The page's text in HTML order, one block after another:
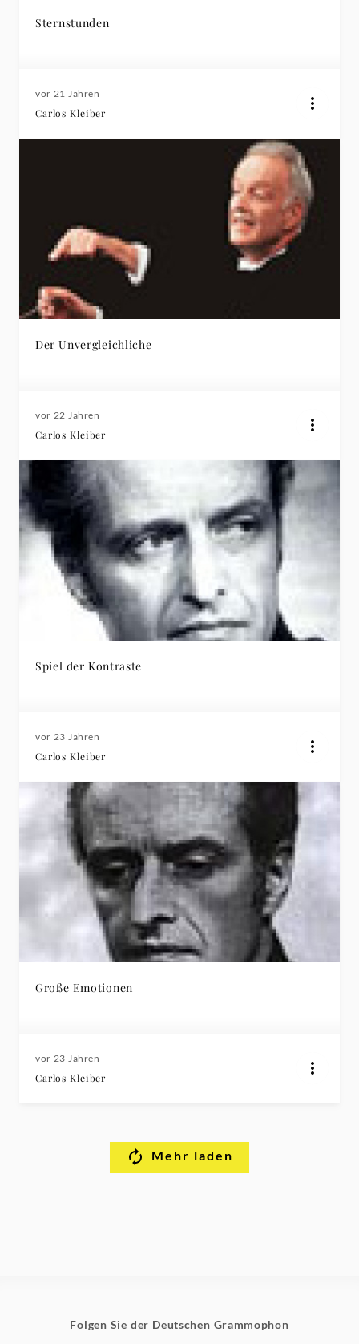
Sternstunden
vor 21 Jahren
Carlos Kleiber
Der Unvergleichliche
vor 22 Jahren
Carlos Kleiber
Spiel der Kontraste
vor 23 Jahren
Carlos Kleiber
Große Emotionen
vor 23 Jahren
Carlos Kleiber
Mehr laden
Folgen Sie der Deutschen Grammophon